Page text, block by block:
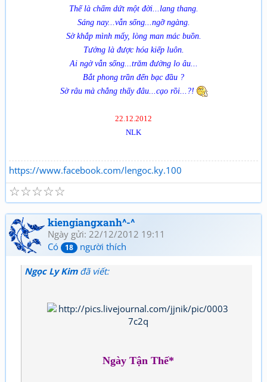
Thế là chấm dứt một đời...lang thang.
Sáng nay...vẫn sống...ngỡ ngàng.
Sờ khắp mình mẩy, lòng man mác buồn.
Tưởng là được hóa kiếp luôn.
Ai ngờ vẫn sống...trăm đường lo âu...
Bắt phong trần đến bạc đầu ?
Sờ râu mà chẳng thấy đâu...cạo rồi...?!
22.12.2012
NLK
https://www.facebook.com/lengoc.ky.100
☆
☆
☆
☆
☆
kiengiangxanh^-^
Ngày gửi: 22/12/2012 19:11
Có
18 người thích
Ngọc Ly Kimđã viết:
Ngày Tận Thế*